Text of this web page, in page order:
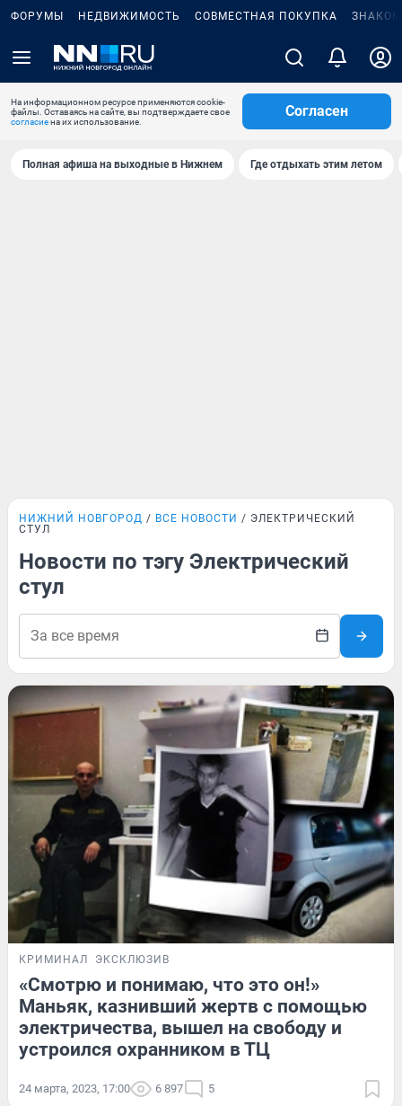
ФОРУМЫ НЕДВИЖИМОСТЬ СОВМЕСТНАЯ ПОКУПКА
На информационном ресурсе применяются cookie-
файлы. Оставаясь на сайте, вы подтверждаете свое
согласиена их использование.
Согласен
Полная афиша на выходные в Нижнем Где отдыхать этим летом
НИЖНИЙ НОВГОРОД ВСЕ НОВОСТИ
ЭЛЕКТРИЧЕСКИЙ
СТУЛ
Новости по тэгу Электрический
стул
КРИМИНАЛ ЭКСКЛЮЗИВ
«Смотрю и понимаю, что это он!»
Маньяк, казнивший жертв с помощью
электричества, вышел на свободу и
устроился охранником в ТЦ
24 марта, 2023, 17:00 6 897 5